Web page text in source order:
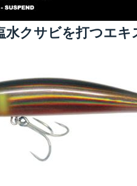
クサビを打つエキ